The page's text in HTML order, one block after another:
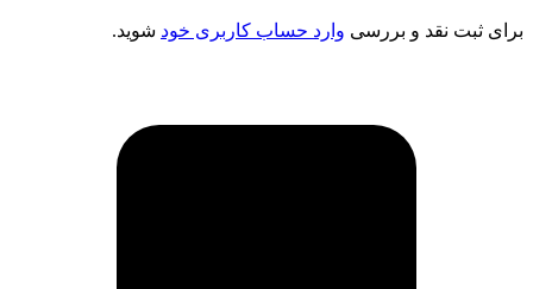
برای ثبت نقد و بررسی وارد حساب کاربری خود شوید.